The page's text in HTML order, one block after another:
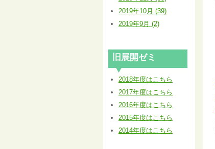
2019年10月 (39)
2019年9月 (2)
旧展開ゼミ
2018年度はこちら
2017年度はこちら
2016年度はこちら
2015年度はこちら
2014年度はこちら